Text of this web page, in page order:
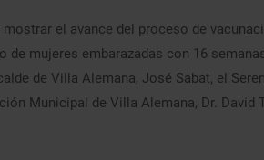
el avance del proceso de
de mujeres embarazadas con 16
de Villa Alemana, José Sabat, el
Municipal de Villa Alemana, Dr.